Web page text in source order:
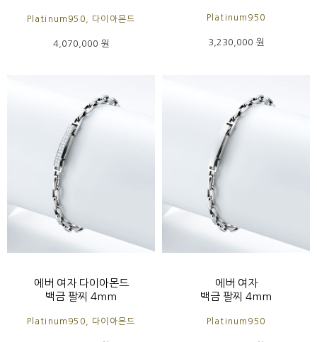
Platinum950, 다이아몬드
4,070,000 원
Platinum950
3,230,000 원
에버 여자 다이아몬드
백금 팔찌 4mm
Platinum950, 다이아몬드
에버 여자
백금 팔찌 4mm
Platinum950